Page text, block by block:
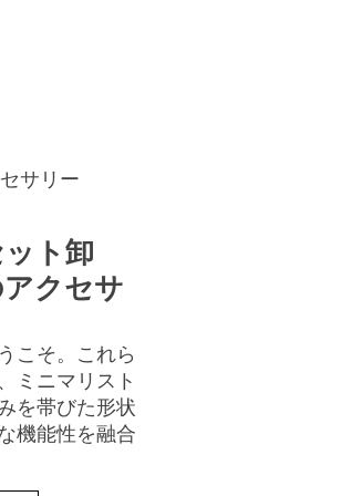
サリー
ト卸
クセサ
こそ。これら
ミニマリスト
を帯びた形状
機能性を融合